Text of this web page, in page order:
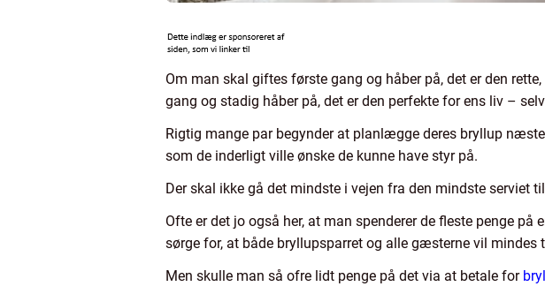
Om man skal giftes første gang og håber på, det er den
gang og stadig håber på, det er den perfekte for ens liv –
Rigtig mange par begynder at planlægge deres bryllup
som de inderligt ville ønske de kunne have styr på.
Der skal ikke gå det mindste i vejen fra den mindste serviet
Ofte er det jo også her, at man spenderer de fleste penge
sørge for, at både bryllupsparret og alle gæsterne vil mindes
Men skulle man så ofre lidt penge på det via at betale for